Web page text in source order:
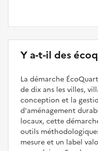
Y a-t-il des
La démarche
de dix ans les villes,
conception et la
d'aménagement
locaux, cette
outils
mesure et un label